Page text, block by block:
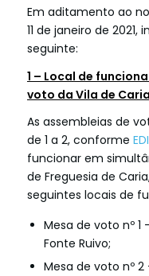
Em aditamento ao
11 de janeiro de
seguinte:
1 – Local de
voto da Vila de Caria
As assembleias de
de 1 a 2, conforme
funcionar em
de Freguesia de
seguintes locais de
Mesa de voto nº 1
Fonte Ruivo;
Mesa de voto nº